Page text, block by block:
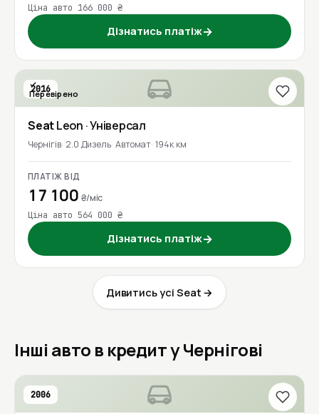
Ціна авто 166 000 ₴
Дізнатись платіж→
2016
Перевірено
SeatLeon · Універсал
Чернігів 2.0 Дизель Автомат 194к км
ПЛАТІЖ ВІД
17 100 ₴/міс
Ціна авто 564 000 ₴
Дізнатись платіж→
Дивитись усі Seat →
Інші авто в кредит у Чернігові
2006